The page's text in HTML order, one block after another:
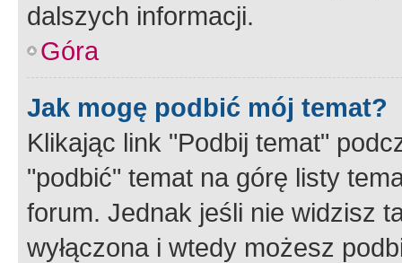
dalszych informacji.
Góra
Jak mogę podbić mój temat?
Klikając link "Podbij temat"
"podbić" temat na górę listy
forum. Jednak jeśli nie widzisz
wyłączona i wtedy możesz